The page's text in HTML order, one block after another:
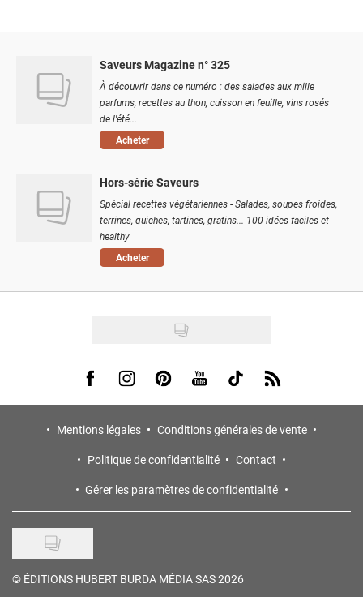
Saveurs Magazine n° 325
À découvrir dans ce numéro : des salades aux mille
parfums, recettes au thon, cuisson en feuille, vins rosés
de l'été...
Acheter
Hors-série Saveurs
Spécial recettes végétariennes - Salades, soupes froides,
terrines, quiches, tartines, gratins... 100 idées faciles et
healthy
Acheter
Visit us on Facebook
Visit us on Instagram
Visit us on Pinterest
Visit us on Youtube
Visit us on Tiktok
Visit us on Rss
Mentions légales
Conditions générales de vente
Politique de confidentialité
Contact
Gérer les paramètres de confidentialité
© ÉDITIONS HUBERT BURDA MÉDIA SAS 2026